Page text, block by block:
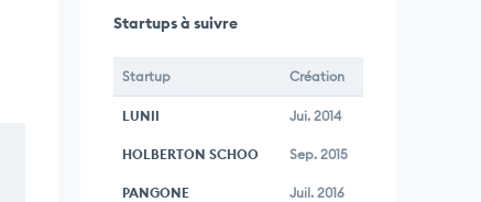
Startups à suivre
Startup Création
LUNII Jui. 2014
HOLBERTON SCHOO Sep. 2015
PANGONE Juil. 2016